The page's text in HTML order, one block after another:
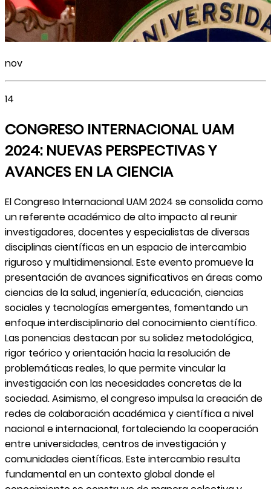
nov
14
CONGRESO INTERNACIONAL UAM
2024: NUEVAS PERSPECTIVAS Y
AVANCES EN LA CIENCIA
El Congreso Internacional UAM 2024 se consolida como
un referente académico de alto impacto al reunir
investigadores, docentes y especialistas de diversas
disciplinas científicas en un espacio de intercambio
riguroso y multidimensional. Este evento promueve la
presentación de avances significativos en áreas como
ciencias de la salud, ingeniería, educación, ciencias
sociales y tecnologías emergentes, fomentando un
enfoque interdisciplinario del conocimiento científico.
Las ponencias destacan por su solidez metodológica,
rigor teórico y orientación hacia la resolución de
problemáticas reales, lo que permite vincular la
investigación con las necesidades concretas de la
sociedad. Asimismo, el congreso impulsa la creación de
redes de colaboración académica y científica a nivel
nacional e internacional, fortaleciendo la cooperación
entre universidades, centros de investigación y
comunidades científicas. Este intercambio resulta
fundamental en un contexto global donde el